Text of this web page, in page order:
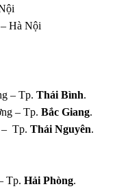
– Hà Nội
– Tp.Thái Bình.
– Tp.Bắc Giang.
– Tp.Thái Nguyên.
Tp.Hải Phòng.